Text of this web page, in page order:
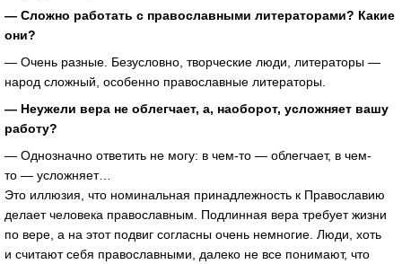
— Сложно работать с православными литераторами? Какие
они?
— Очень разные. Безусловно, творческие люди, литераторы —
народ сложный, особенно православные литераторы.
— Неужели вера не облегчает, а, наоборот, усложняет вашу
работу?
— Однозначно ответить не могу: в чем-то — облегчает, в чем-
то — усложняет…
Это иллюзия, что номинальная принадлежность к Православию
делает человека православным. Подлинная вера требует жизни
по вере, а на этот подвиг согласны очень немногие. Люди, хоть
и считают себя православными, далеко не все понимают, что